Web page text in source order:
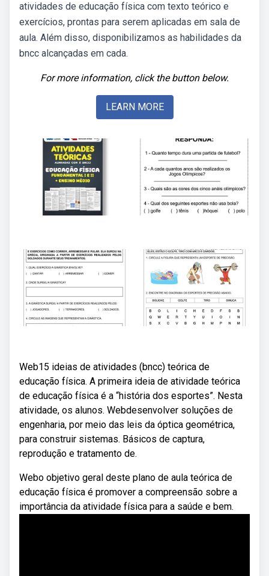
atividades de educação física com texto teórico e
exercícios, prontas para serem aplicadas em sala de
aula. Além disso, disponibilizamos as habilidades da
bncc alcançadas em cada.
For more information, click the button below.
LEARN MORE
Web15 ideias de atividades (bncc) teórica de
educação física. A primeira ideia de atividade teórica
de educação física é a “história dos esportes”. Nesta
atividade, os alunos. Webdesenvolver soluções de
engenharia, por meio das leis da óptica geométrica,
para construir sistemas. Básicos de captura,
reprodução e tratamento de.
Webo objetivo geral deste plano de aula teórica de
educação física é promover a compreensão sobre a
importância da atividade física para a saúde e bem.